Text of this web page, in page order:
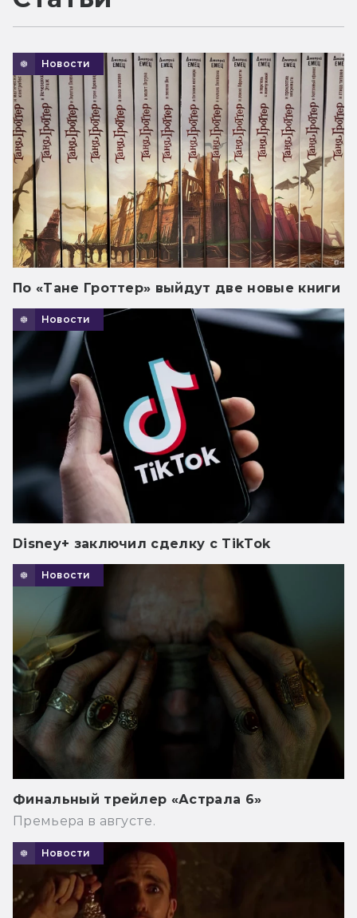
Новости
По «Тане Гроттер» выйдут две новые книги
Новости
Disney+ заключил сделку с TikTok
Новости
Финальный трейлер «Астрала 6»
Премьера в августе.
Новости